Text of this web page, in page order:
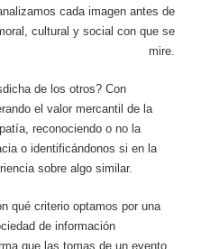
cada imagen antes de
cultural y social con que se
mire.
de los otros? Con
el valor mercantil de la
reconociendo o no la
o identificándonos si en la
sobre algo similar.
qué criterio optamos por una
de información
que las tomas de un evento